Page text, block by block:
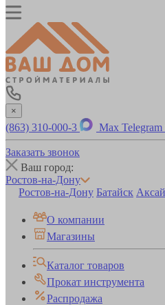
×
(863) 310-000-3 Max Telegram
Заказать звонок
Ваш город:
Ростов-на-Дону
Ростов-на-Дону Батайск Аксай
О компании
Магазины
Каталог товаров
Прокат инструмента
Распродажа